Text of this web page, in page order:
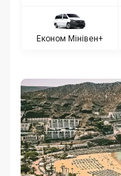
Економ Мінівен+